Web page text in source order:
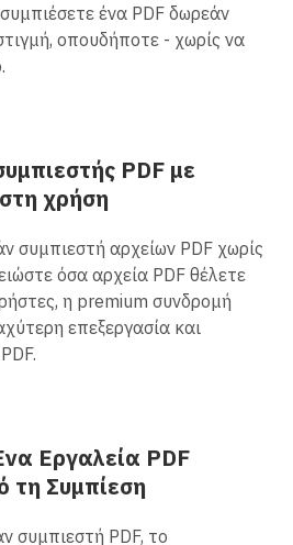
ένα PDF δωρεάν
οπουδήποτε - χωρίς να
PDF με
χρήση
συμπιεστή αρχείων PDF χωρίς
όσα αρχεία PDF θέλετε
η premium συνδρομή
επεξεργασία και
Εργαλεία PDF
τη Συμπίεση
συμπιεστή PDF, το